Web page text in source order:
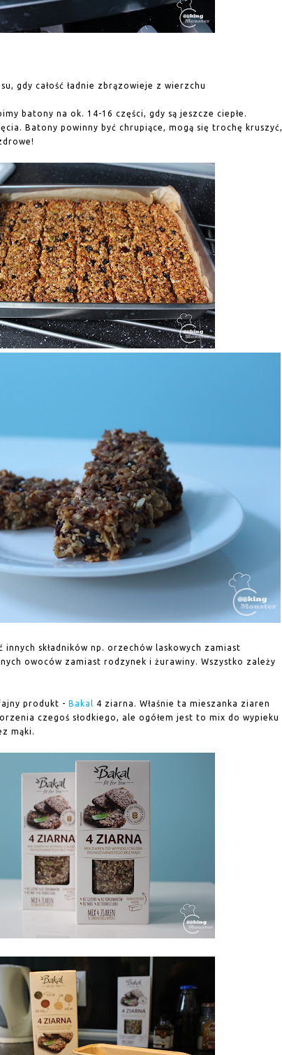
gdy całość ładnie zbrązowieje z wierzchu
batony na ok. 14-16 części, gdy są jeszcze ciepłe.
Batony powinny być chrupiące, mogą się trochę kruszyć,
innych składników np. orzechów laskowych zamiast
owoców zamiast rodzynek i żurawiny. Wszystko zależy
produkt - Bakal 4 ziarna. Właśnie ta mieszanka ziaren
czegoś słodkiego, ale ogółem jest to mix do wypieku
mąki.